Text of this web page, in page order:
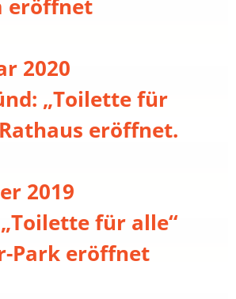
eröffnet
2020
„Toilette für
eröffnet.
2019
für alle“
Park eröffnet